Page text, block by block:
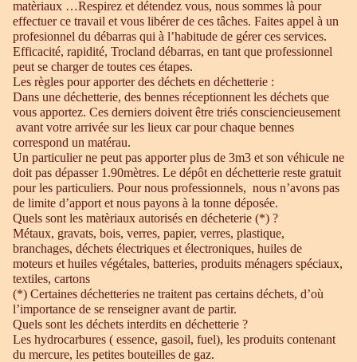
matèriaux …Respirez et détendez vous, nous sommes là pour
effectuer ce travail et vous libérer de ces tâches. Faites appel à un
profesionnel du débarras qui à l’habitude de gérer ces services.
Efficacité, rapidité, Trocland débarras, en tant que professionnel
peut se charger de toutes ces étapes.
Les règles pour apporter des déchets en déchetterie :
Dans une déchetterie, des bennes réceptionnent les déchets que
vous apportez. Ces derniers doivent être triés consciencieusement
avant votre arrivée sur les lieux car pour chaque bennes
correspond un matérau.
Un particulier ne peut pas apporter plus de 3m3 et son véhicule ne
doit pas dépasser 1.90mètres. Le dépôt en déchetterie reste gratuit
pour les particuliers. Pour nous professionnels, nous n’avons pas
de limite d’apport et nous payons à la tonne déposée.
Quels sont les matèriaux autorisés en décheterie (*) ?
Métaux, gravats, bois, verres, papier, verres, plastique,
branchages, déchets électriques et électroniques, huiles de
moteurs et huiles végétales, batteries, produits ménagers spéciaux,
textiles, cartons
(*) Certaines déchetteries ne traitent pas certains déchets, d’où
l’importance de se renseigner avant de partir.
Quels sont les déchets interdits en déchetterie ?
Les hydrocarbures ( essence, gasoil, fuel), les produits contenant
du mercure, les petites bouteilles de gaz.